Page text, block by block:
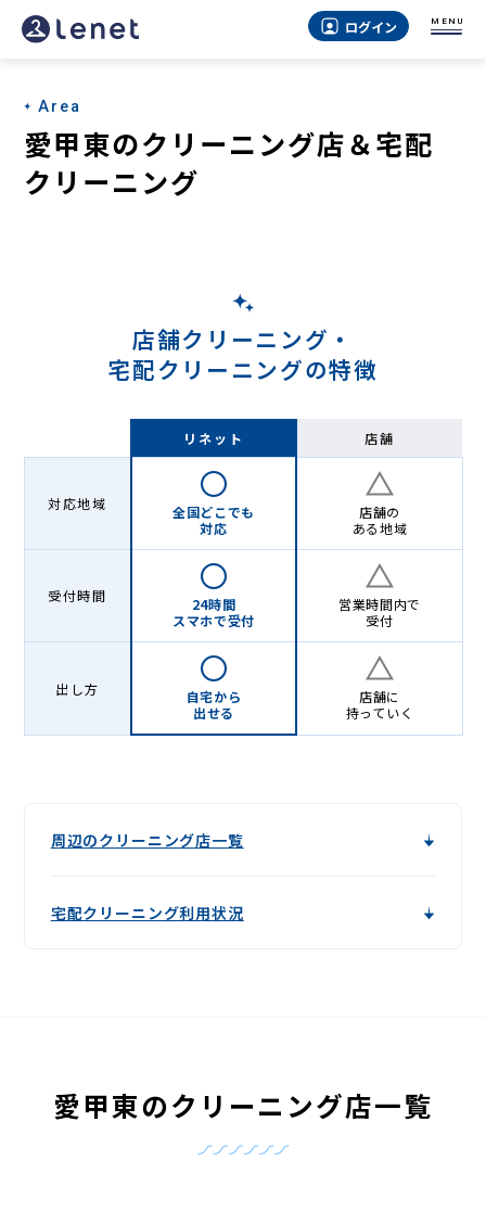
愛
東
の
宅
グ
ト〉
ログイン MENU
Area
愛甲東のクリーニング店＆宅配
クリーニング
店舗クリーニング・
宅配クリーニングの特徴
リネット 店舗
対応地域
全国どこでも
対応
店舗の
ある地域
受付時間
24時間
スマホで受付
営業時間内で
受付
出し方
自宅から
出せる
店舗に
持っていく
周辺のクリーニング店一覧
宅配クリーニング利用状況
愛甲東のクリーニング店一覧